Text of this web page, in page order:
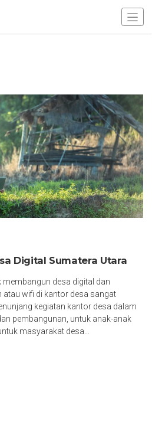
Digital Sumatera Utara
membangun desa digital dan
wifi di kantor desa sangat
kegiatan kantor desa dalam
pembangunan, untuk anak-anak
masyarakat desa…